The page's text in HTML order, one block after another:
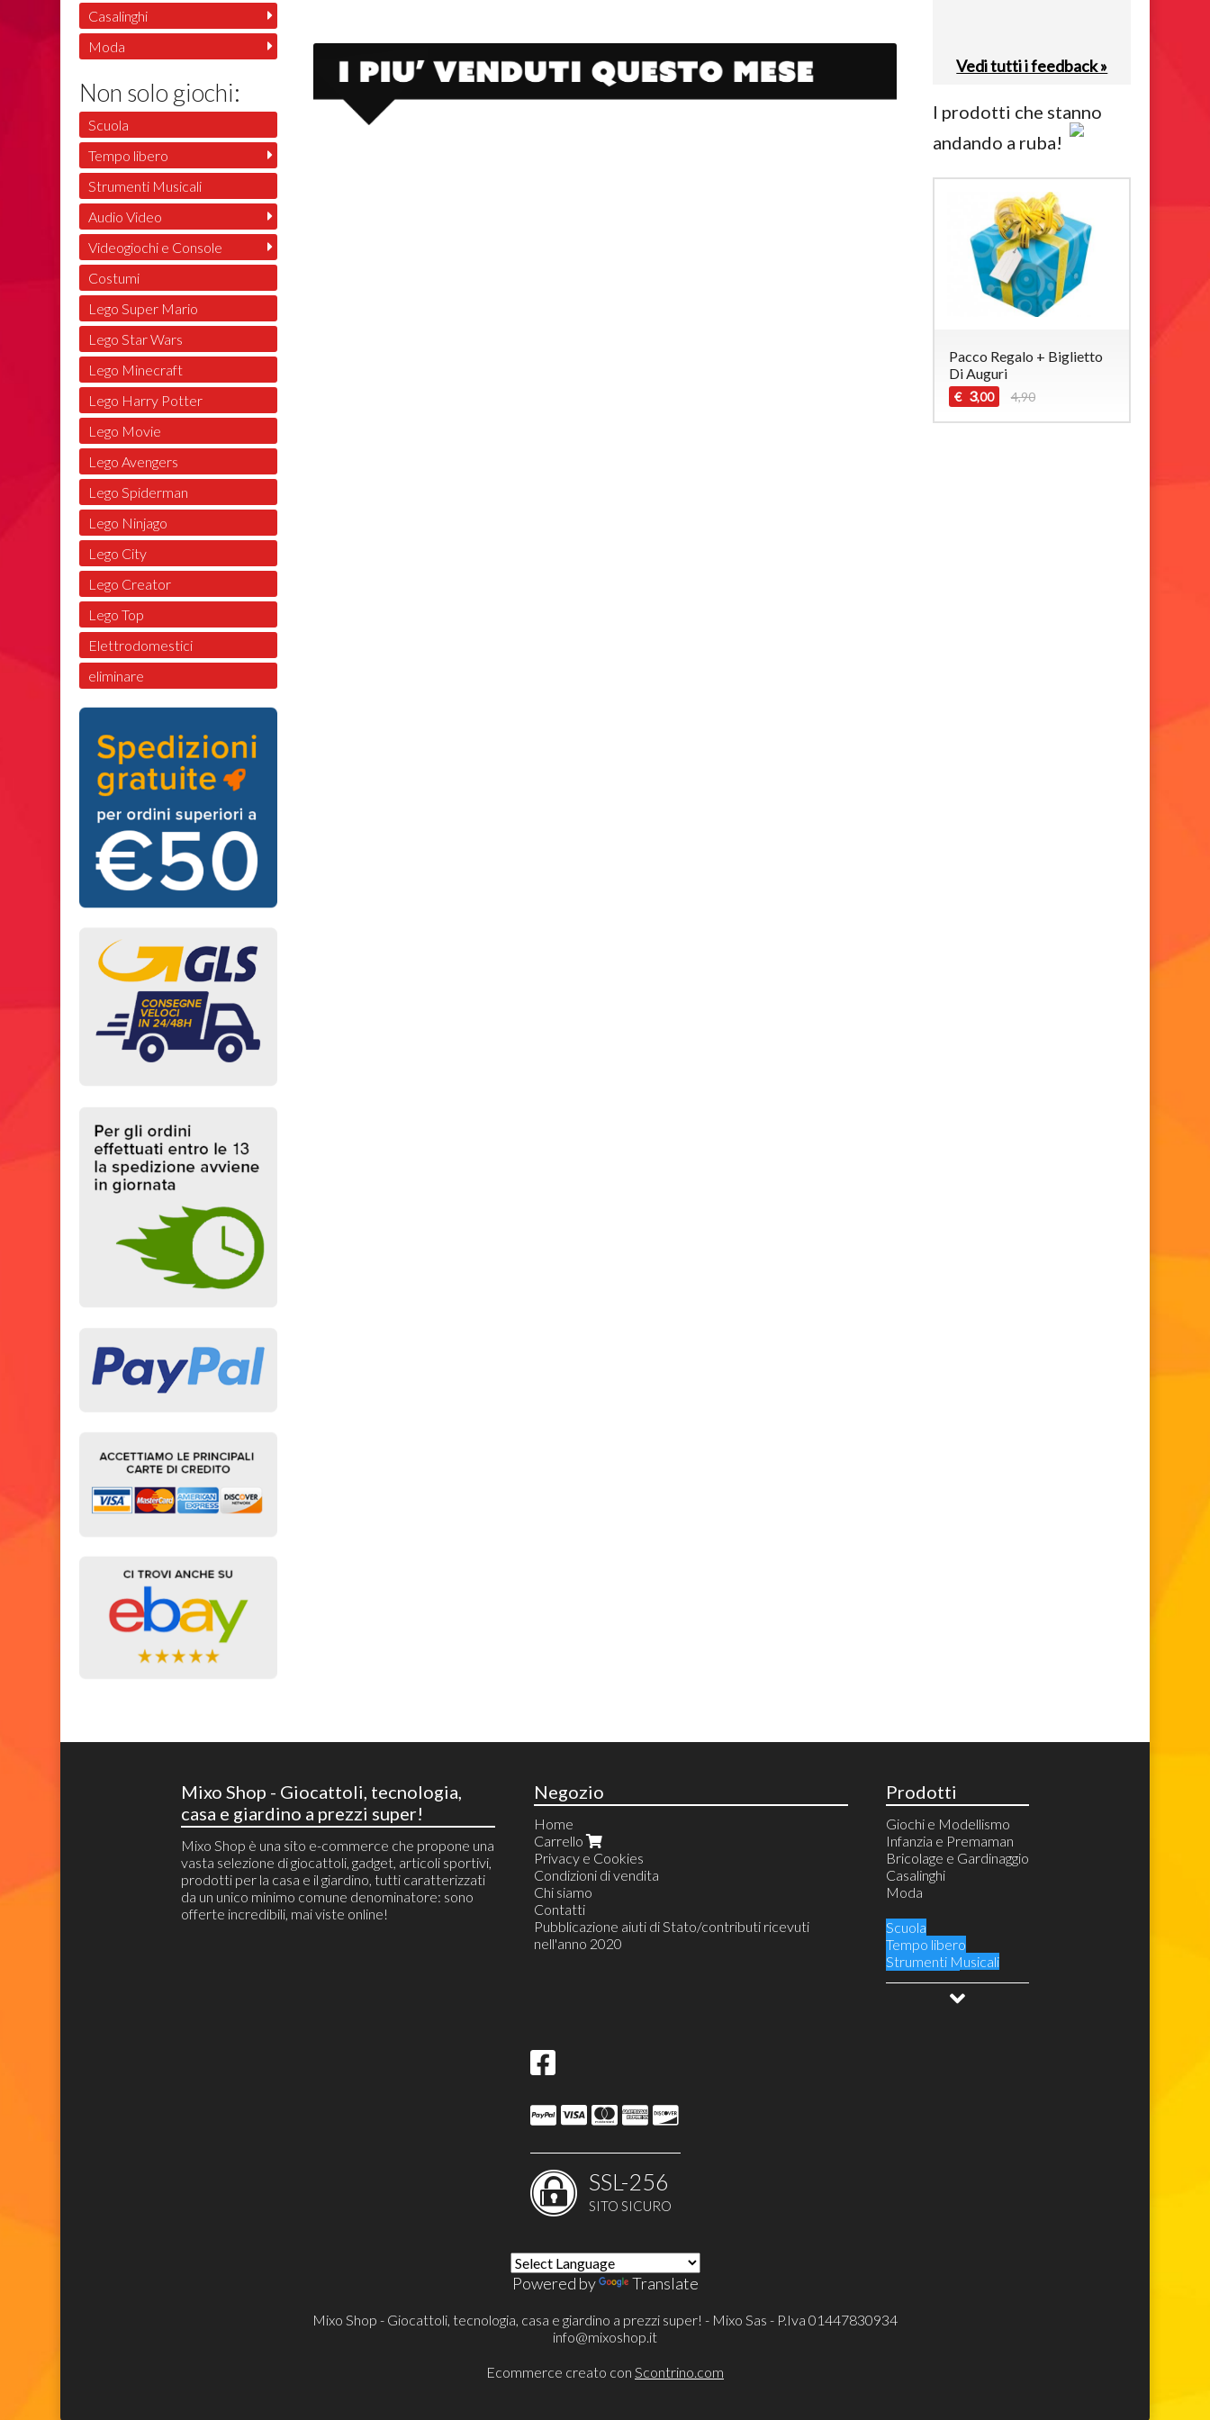
Casalinghi
Moda
Non solo giochi:
Scuola
Tempo libero
Strumenti Musicali
Audio Video
Videogiochi e Console
Costumi
Lego Super Mario
Lego Star Wars
Lego Minecraft
Lego Harry Potter
Lego Movie
Lego Avengers
Lego Spiderman
Lego Ninjago
Lego City
Lego Creator
Lego Top
Elettrodomestici
eliminare
Vedi tutti i feedback »
I prodotti che stanno
andando a ruba!
Pacco Regalo + Biglietto
Di Auguri
€ 3,00 4,90
Mixo Shop - Giocattoli, tecnologia,
casa e giardino a prezzi super!
Mixo Shop è una sito e-commerce che propone una
vasta selezione di giocattoli, gadget, articoli sportivi,
prodotti per la casa e il giardino, tutti caratterizzati
da un unico minimo comune denominatore: sono
offerte incredibili, mai viste online!
Negozio
Home
Carrello
Privacy e Cookies
Condizioni di vendita
Chi siamo
Contatti
Pubblicazione aiuti di Stato/contributi ricevuti
nell'anno 2020
Prodotti
Giochi e Modellismo
Infanzia e Premaman
Bricolage e Gardinaggio
Casalinghi
Moda
Scuola
Tempo libero
Strumenti Musicali
Videogiochi e Console
SSL-256
SITO SICURO
Powered by Translate
Mixo Shop - Giocattoli, tecnologia, casa e giardino a prezzi super! - Mixo Sas - P.Iva 01447830934
info@mixoshop.it
Ecommerce creato con Scontrino.com